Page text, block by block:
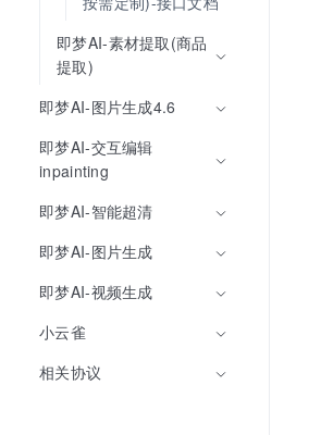
即梦AI-素材提取(商品
提取)
即梦AI-图片生成4.6
即梦AI-交互编辑
inpainting
即梦AI-智能超清
即梦AI-图片生成
即梦AI-视频生成
小云雀
相关协议